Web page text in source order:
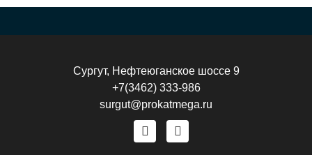
Сургут, Нефтеюганское шоссе 9
+7(3462) 333-986
surgut@prokatmega.ru